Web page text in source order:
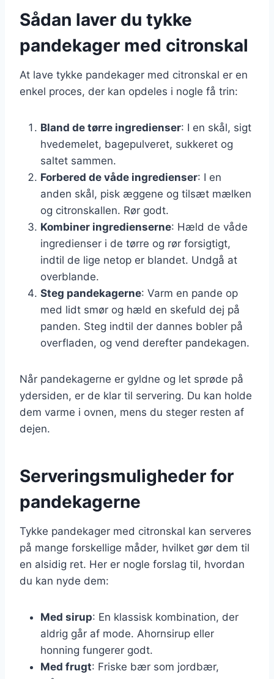
Sådan laver du tykke
pandekager med citronskal
At lave tykke pandekager med citronskal er en
enkel proces, der kan opdeles i nogle få trin:
Bland de tørre ingredienser: I en skål, sigt
hvedemelet, bagepulveret, sukkeret og
saltet sammen.
Forbered de våde ingredienser: I en
anden skål, pisk æggene og tilsæt mælken
og citronskallen. Rør godt.
Kombiner ingredienserne: Hæld de våde
ingredienser i de tørre og rør forsigtigt,
indtil de lige netop er blandet. Undgå at
overblande.
Steg pandekagerne: Varm en pande op
med lidt smør og hæld en skefuld dej på
panden. Steg indtil der dannes bobler på
overfladen, og vend derefter pandekagen.
Når pandekagerne er gyldne og let sprøde på
ydersiden, er de klar til servering. Du kan holde
dem varme i ovnen, mens du steger resten af
dejen.
Serveringsmuligheder for
pandekagerne
Tykke pandekager med citronskal kan serveres
på mange forskellige måder, hvilket gør dem til
en alsidig ret. Her er nogle forslag til, hvordan
du kan nyde dem:
Med sirup: En klassisk kombination, der
aldrig går af mode. Ahornsirup eller
honning fungerer godt.
Med frugt: Friske bær som jordbær,